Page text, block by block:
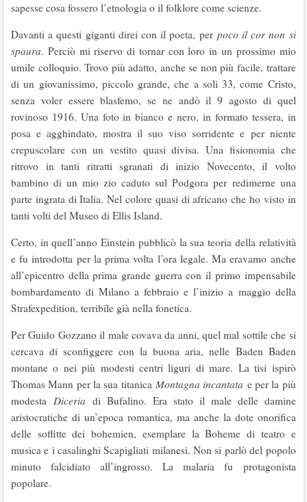
sapesse cosa fossero l’etnologia o il folklore come scienze.
Davanti a questi giganti direi con il poeta, per poco il cor non si
spaura. Perciò mi riservo di tornar con loro in un prossimo mio
umile colloquio. Trovo più adatto, anche se non più facile, trattare
di un giovanissimo, piccolo grande, che a soli 33, come Cristo,
senza voler essere blasfemo, se ne andò il 9 agosto di quel
rovinoso 1916. Una foto in bianco e nero, in formato tessera, in
posa e agghindato, mostra il suo viso sorridente e per niente
crepuscolare con un vestito quasi divisa. Una fisionomia che
ritrovo in tanti ritratti sgranati di inizio Novecento, il volto
bambino di un mio zio caduto sul Podgora per redimerne una
parte ingrata di Italia. Nel colore quasi di africano che ho visto in
tanti volti del Museo di Ellis Island.
Certo, in quell’anno Einstein pubblicò la sua teoria della relatività
e fu introdotta per la prima volta l’ora legale. Ma eravamo anche
all’epicentro della prima grande guerra con il primo impensabile
bombardamento di Milano a febbraio e l’inizio a maggio della
Strafexpedition, terribile già nella fonetica.
Per Guido Gozzano il male covava da anni, quel mal sottile che si
cercava di sconfiggere con la buona aria, nelle Baden Baden
montane o nei più modesti centri liguri di mare. La tisi ispirò
Thomas Mann per la sua titanica Montagna incantata e per la più
modesta Diceria di Bufalino. Era stato il male delle damine
aristocratiche di un’epoca romantica, ma anche la dote onorifica
delle soffitte dei bohemien, esemplare la Boheme di teatro e
musica e i casalinghi Scapigliati milanesi. Non si parlò del popolo
minuto falcidiato all’ingrosso. La malaria fu protagonista
popolare.